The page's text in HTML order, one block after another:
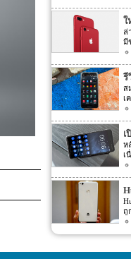
นี้
ก
ส
ค
ก
ท
ห
ก
เ
ใ
ร้
ล่
มี
ฮิ
อ
ทั
ดี
พ
ร้
แ
ล
บ
ที่
ข
เ
รี
ส
เ
ใ
ส
ก็
ม
จ
แ
ส
ข
ที่
เ
ร
ห
เ
โ
ก
ซ
เ
ป
พ
ถู
ใ
แ